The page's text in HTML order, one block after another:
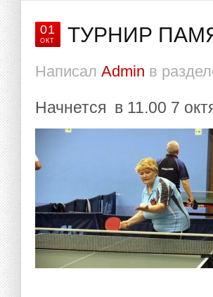
01
ОКТ ТУРНИР
Написал Admin в
Начнется в 11.00 7